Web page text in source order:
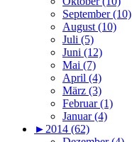
September (10)
August (10)
Juli (5)
Juni (12)
Mai (7)
April (4)
März (3)
Februar (1)
Januar (4)
►2014 (62)